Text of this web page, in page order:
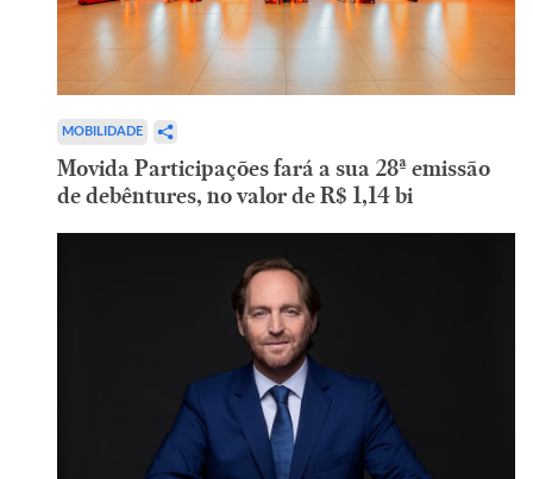
MOBILIDADE
Movida Participações fará a sua 28ª emissão
de debêntures, no valor de R$ 1,14 bi